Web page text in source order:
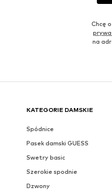
Chcę
na
KATEGORIE DAMSKIE
Spódnice
Pasek damski GUESS
Swetry basic
Szerokie spodnie
Dzwony